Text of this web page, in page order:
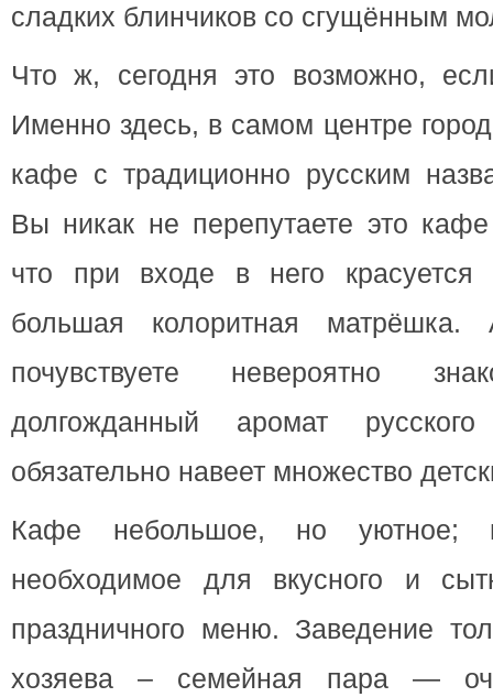
сладких блинчиков со сгущённым
Что ж, сегодня это возможно,
Именно здесь, в самом центре
кафе с традиционно русским
Вы никак не перепутаете это
что при входе в него
большая колоритная
почувствуете невероятно
долгожданный аромат
обязательно навеет множество
Кафе небольшое, но
необходимое для вкусного и
праздничного меню. Заведение
хозяева – семейная пара —